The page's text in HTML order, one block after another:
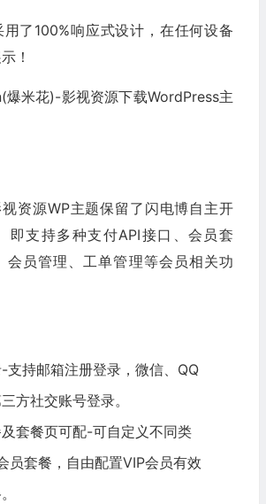
了100%响应式设计，在任何设备
！
资源WP主题保留了闪电博自主开
即支持多种支付API接口、会员套
会员管理、工单管理等会员相关功
支持邮箱注册登录，微信、QQ
方社交账号登录。
套餐页可配-可自定义不同类
员套餐，自由配置VIP会员有效